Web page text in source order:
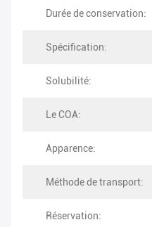
Durée de conservation:
Spécification:
Solubilité:
Le COA:
Apparence:
Méthode de transport:
Réservation: